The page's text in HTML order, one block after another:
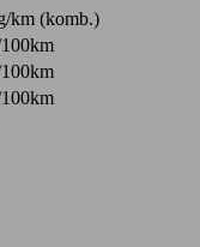
km (komb.)